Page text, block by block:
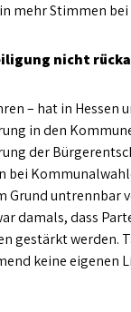
mehr Stimmen
nicht
– hat in Hessen
in den
der
bei
Grund
damals, dass
gestärkt werden.
keine